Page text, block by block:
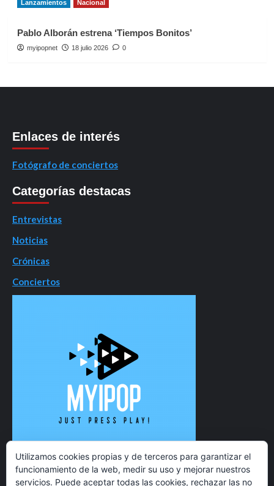
Lanzamientos Nacional
Pablo Alborán estrena ‘Tiempos Bonitos’
myipopnet 18 julio 2026 0
Enlaces de interés
Fotógrafo de conciertos
Categorías destacas
Entrevistas
Noticias
Crónicas
Conciertos
Utilizamos cookies propias y de terceros para garantizar el
funcionamiento de la web, medir su uso y mejorar nuestros
servicios. Puede aceptar todas las cookies, rechazar las no